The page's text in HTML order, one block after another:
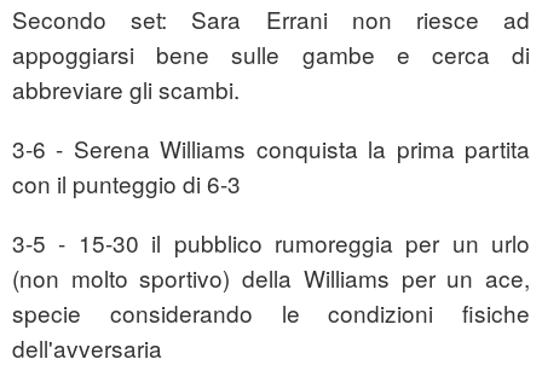
Secondo set: Sara Errani non riesce ad
appoggiarsi bene sulle gambe e cerca di
abbreviare gli scambi.
3-6 - Serena Williams conquista la prima partita
con il punteggio di 6-3
3-5 - 15-30 il pubblico rumoreggia per un urlo
(non molto sportivo) della Williams per un ace,
specie considerando le condizioni fisiche
dell'avversaria